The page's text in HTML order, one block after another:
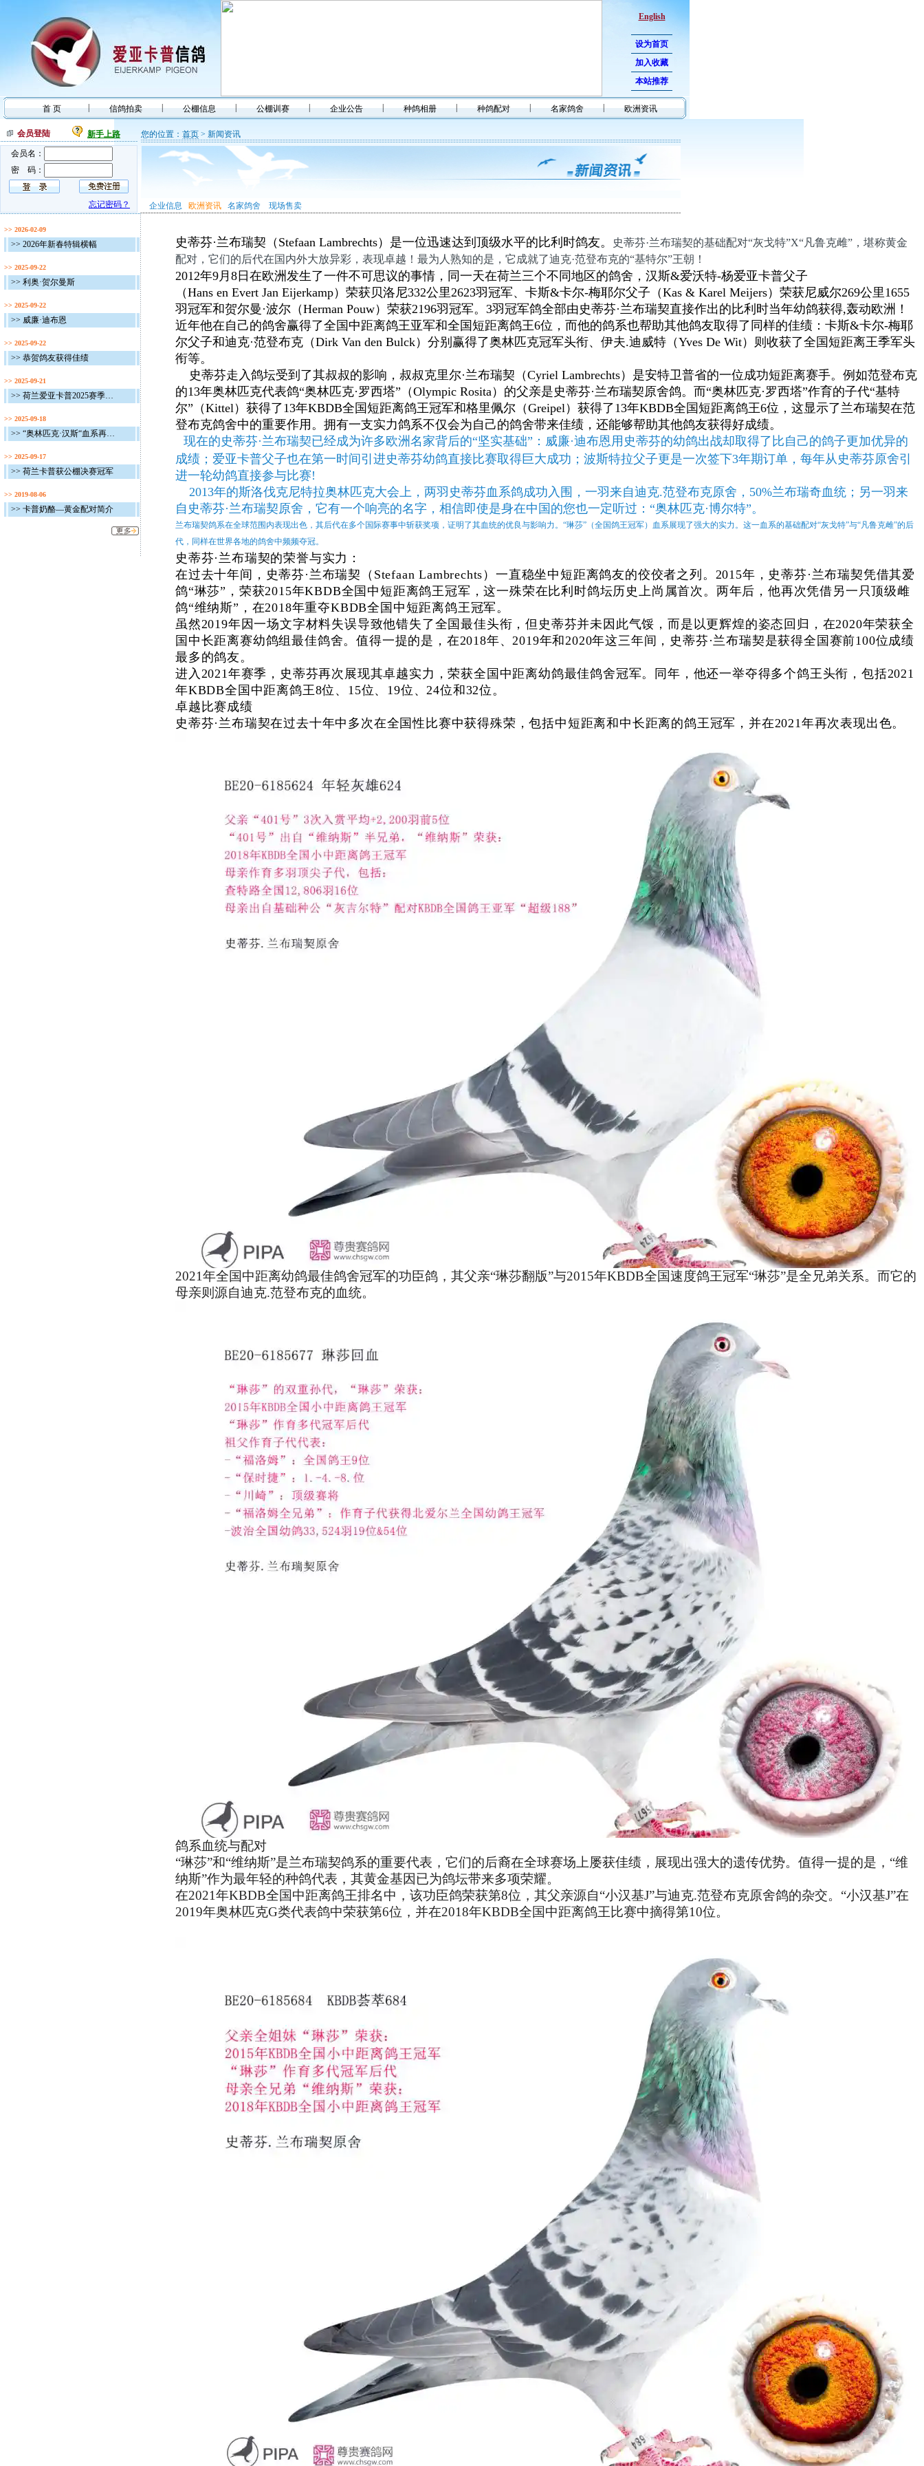
English
设为首页
加入收藏
本站推荐
首 页 信鸽拍卖 公棚信息 公棚训赛 企业公告 种鸽相册 种鸽配对 名家鸽舍 欧洲资讯
会员登陆
新手上路
会员名：
密 码：
忘记密码？
>> 2026-02-09
>> 2026年新春特辑横幅
>> 2025-09-22
>> 利奥·贺尔曼斯
>> 2025-09-22
>> 威廉·迪布恩
>> 2025-09-22
>> 恭贺鸽友获得佳绩
>> 2025-09-21
>> 荷兰爱亚卡普2025赛季完美收官
>> 2025-09-18
>> “奥林匹克·汉斯“血系再获佳绩
>> 2025-09-17
>> 荷兰卡普获公棚决赛冠军
>> 2019-08-06
>> 卡普奶酪—黄金配对简介
您的位置： 首页 > 新闻资讯
企业信息 欧洲资讯 名家鸽舍 现场售卖
史蒂芬·兰布瑞契（Stefaan Lambrechts）是一位迅速达到顶级水平的比利时鸽友。
史蒂芬·兰布瑞契的基础配对“灰戈特”X“凡鲁克雌”，堪称黄金
配对，它们的后代在国内外大放异彩，表现卓越！最为人熟知的是，它成就了迪克·范登布克的“基特尔”王朝！
2012年9月8日在欧洲发生了一件不可思议的事情，同一天在荷兰三个不同地区的鸽舍，汉斯&爱沃特-杨爱亚卡普父子
（Hans en Evert Jan Eijerkamp）荣获贝洛尼332公里2623羽冠军、卡斯&卡尔-梅耶尔父子（Kas & Karel Meijers）荣获尼威尔269公里1655
羽冠军和贺尔曼·波尔（Herman Pouw）荣获2196羽冠军。3羽冠军鸽全部由史蒂芬·兰布瑞契直接作出的比利时当年幼鸽获得,轰动欧洲！
近年他在自己的鸽舍赢得了全国中距离鸽王亚军和全国短距离鸽王6位，而他的鸽系也帮助其他鸽友取得了同样的佳绩：卡斯&卡尔-梅耶
尔父子和迪克·范登布克（Dirk Van den Bulck）分别赢得了奥林匹克冠军头衔、伊夫.迪威特（Yves De Wit）则收获了全国短距离王季军头
衔等。
史蒂芬走入鸽坛受到了其叔叔的影响，叔叔克里尔·兰布瑞契（Cyriel Lambrechts）是安特卫普省的一位成功短距离赛手。例如范登布克
的13年奥林匹克代表鸽“奥林匹克·罗西塔”（Olympic Rosita）的父亲是史蒂芬·兰布瑞契原舍鸽。而“奥林匹克·罗西塔”作育的子代“基特
尔”（Kittel）获得了13年KBDB全国短距离鸽王冠军和格里佩尔（Greipel）获得了13年KBDB全国短距离鸽王6位，这显示了兰布瑞契在范
登布克鸽舍中的重要作用。拥有一支实力鸽系不仅会为自己的鸽舍带来佳绩，还能够帮助其他鸽友获得好成绩。
现在的史蒂芬·兰布瑞契已经成为许多欧洲名家背后的“坚实基础”：威廉·迪布恩用史蒂芬的幼鸽出战却取得了比自己的鸽子更加优异的
成绩；爱亚卡普父子也在第一时间引进史蒂芬幼鸽直接比赛取得巨大成功；波斯特拉父子更是一次签下3年期订单，每年从史蒂芬原舍引
进一轮幼鸽直接参与比赛!
2013年的斯洛伐克尼特拉奥林匹克大会上，两羽史蒂芬血系鸽成功入围，一羽来自迪克.范登布克原舍，50%兰布瑞奇血统；另一羽来
自史蒂芬·兰布瑞契原舍，它有一个响亮的名字，相信即使是身在中国的您也一定听过：“奥林匹克·博尔特”。
兰布瑞契鸽系在全球范围内表现出色，其后代在多个国际赛事中斩获奖项，证明了其血统的优良与影响力。“琳莎”（全国鸽王冠军）血系展现了强大的实力。这一血系的基础配对“灰戈特”与“凡鲁克雌”的后
代，同样在世界各地的鸽舍中频频夺冠。
史蒂芬·兰布瑞契的荣誉与实力：
在过去十年间， 史蒂芬 ·兰布瑞契（Stefaan Lambrechts）一直稳坐中短距离鸽友的佼佼者之列。2015年，史蒂芬·兰布瑞契凭借其爱
鸽“琳莎”，荣获2015年KBDB全国中短距离鸽王冠军，这一殊荣在比利时鸽坛历史上尚属首次。两年后，他再次凭借另一只顶级雌
鸽“维纳斯”，在2018年重夺KBDB全国中短距离鸽王冠军。
虽然2019年因一场文字材料失误导致他错失了全国最佳头衔，但史蒂芬并未因此气馁，而是以更辉煌的姿态回归，在2020年荣获全
国中长距离赛幼鸽组最佳鸽舍。值得一提的是，在2018年、2019年和2020年这三年间，史蒂芬·兰布瑞契是获得全国赛前100位成绩
最多的鸽友。
进入2021年赛季，史蒂芬再次展现其卓越实力，荣获全国中距离幼鸽最佳鸽舍冠军。同年，他还一举夺得多个鸽王头衔，包括2021
年KBDB全国中距离鸽王8位、15位、19位、24位和32位。
卓越比赛成绩
史蒂芬·兰布瑞契在过去十年中多次在全国性比赛中获得殊荣，包括中短距离和中长距离的鸽王冠军，并在2021年再次表现出色。
2021年全国中距离幼鸽最佳鸽舍冠军的功臣鸽，其父亲“琳莎翻版”与2015年KBDB全国速度鸽王冠军“琳莎”是全兄弟关系。而它的
母亲则源自迪克.范登布克的血统。
鸽系血统与配对
“琳莎”和“维纳斯”是兰布瑞契鸽系的重要代表，它们的后裔在全球赛场上屡获佳绩，展现出强大的遗传优势。值得一提的是，“维
纳斯”作为最年轻的种鸽代表，其黄金基因已为鸽坛带来多项荣耀。
在2021年KBDB全国中距离鸽王排名中，该功臣鸽荣获第8位，其父亲源自“小汉基J”与迪克.范登布克原舍鸽的杂交。“小汉基J”在
2019年奥林匹克G类代表鸽中荣获第6位，并在2018年KBDB全国中距离鸽王比赛中摘得第10位。